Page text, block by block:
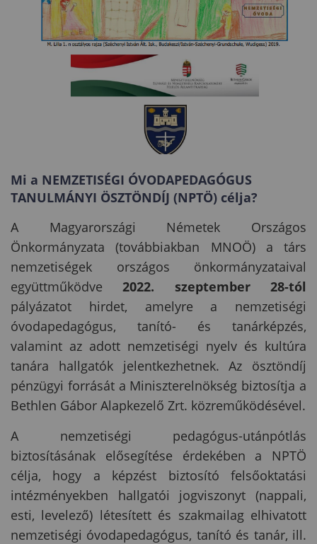
Mi a NEMZETISÉGI ÓVODAPEDAGÓGUS
TANULMÁNYI ÖSZTÖNDÍJ (NPTÖ) célja?
A Magyarországi Németek Országos
Önkormányzata (továbbiakban MNOÖ) a társ
nemzetiségek országos önkormányzataival
együttműködve2022. szeptember 28-tól
pályázatot hirdet, amelyre a nemzetiségi
óvodapedagógus, tanító- és tanárképzés,
valamint az adott nemzetiségi nyelv és kultúra
tanára hallgatók jelentkezhetnek. Az ösztöndíj
pénzügyi forrását a Miniszterelnökség biztosítja a
Bethlen Gábor Alapkezelő Zrt. közreműködésével.
A nemzetiségi pedagógus-utánpótlás
biztosításának elősegítése érdekében a NPTÖ
célja, hogy a képzést biztosító felsőoktatási
intézményekben hallgatói jogviszonyt (nappali,
esti, levelező) létesített és szakmailag elhivatott
nemzetiségi óvodapedagógus, tanító és tanár, ill.